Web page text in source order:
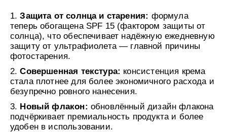
ЛИЧНЫЙ КАБИНЕТ
МЫ РЕКОМЕНДУЕМ
т
н
о
е
р
з
в
о
д
т
о
о
КОНТАКТЫ
МЫ РЕКОМЕНДУЕМ
трещин смягчающий
Altai
Подарочный фитокомплекс для
кожей рук и ног Силапант
- масло
аптечка
ДОМАШНЯЯ АПТЕЧКА
охлаждающе-разогревающий
аптечка
«Легендарное Сибиркое»
увлажняющий
ДЕТСКАЯ СЕРИЯ
Шампунь-пенка для купания
Рики Тики
"Для тебя" Алтайбио
ПОДАРОЧНЫЕ НАБОРЫ
Набор для лица "Интенсивный
Силапант
Защита от солнца и старения: формула
теперь обогащена SPF 15 (фактором защиты от
солнца), что обеспечивает надёжную ежедневную
защиту от ультрафиолета — главной причины
фотостарения.
Совершенная текстура: консистенция крема
стала плотнее для более экономичного расхода и
безупречно ровного нанесения.
Новый флакон: обновлённый дизайн флакона
подчёркивает премиальность продукта и более
удобен в использовании.